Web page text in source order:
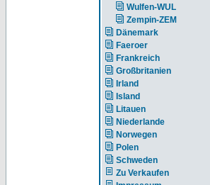
Wulfen-WUL
Zempin-ZEM
Dänemark
Faeroer
Frankreich
Großbritanien
Irland
Island
Litauen
Niederlande
Norwegen
Polen
Schweden
Zu Verkaufen